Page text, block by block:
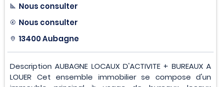
Nous consulter
Nous consulter
13400 Aubagne
Description AUBAGNE LOCAUX D'ACTIVITE + BUREAUX A
LOUER Cet ensemble immobilier se compose d'un